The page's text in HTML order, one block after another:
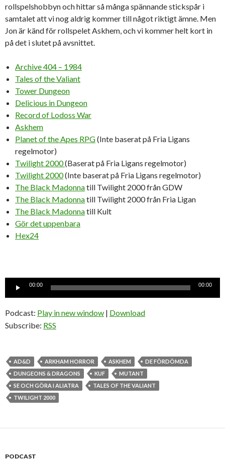
rollspelshobbyn och hittar så många spännande stickspår i
samtalet att vi nog aldrig kommer till något riktigt ämne. Men
Jon är känd för rollspelet Askhem, och vi kommer helt kort in
på det i slutet på avsnittet.
Archive 404 – 1984
Tales of the Valiant
Tower Dungeon
Delicious in Dungeon
Record of Lodoss War
Askhem
Planet of the Apes RPG(Inte baserat på Fria Ligans
regelmotor)
Twilight 2000(Baserat på Fria Ligans regelmotor)
Twilight 2000(Inte baserat på Fria Ligans regelmotor)
The Black Madonnatill Twilight 2000 från GDW
The Black Madonnatill Twilight 2000 från Fria Ligan
The Black Madonnatill Kult
Gör det uppenbara
Hex24
Ljudspelare
00:00 00:00
Podcast: Play in new window | Download
Subscribe: RSS
AD&D ARKHAM HORROR ASKHEM
DE FÖRDÖMDA
DUNGEONS & DRAGONS
KUF
MUTANT
SE OCH GÖRA I ALIATRA
TALES OF THE VALIANT
TWILIGHT 2000
PODCAST